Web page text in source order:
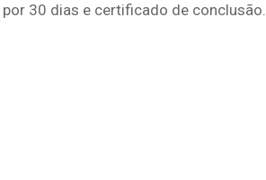
30 dias e certificado de conclusão.